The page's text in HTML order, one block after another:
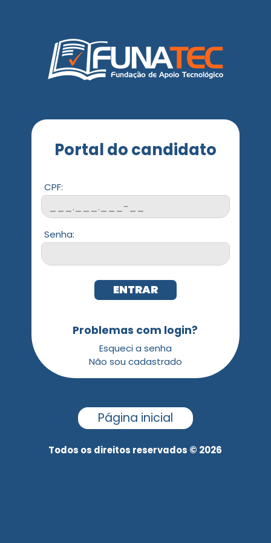
Portal do candidato
CPF:
Senha:
ENTRAR
Problemas com login?
Esqueci a senha
Não sou cadastrado
Página inicial
Todos os direitos reservados © 2026